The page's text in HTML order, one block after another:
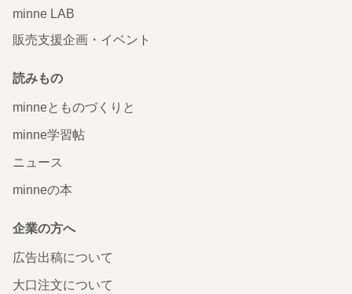
minne LAB
販売支援企画・イベント
読みもの
minneとものづくりと
minne学習帖
ニュース
minneの本
企業の方へ
広告出稿について
大口注文について